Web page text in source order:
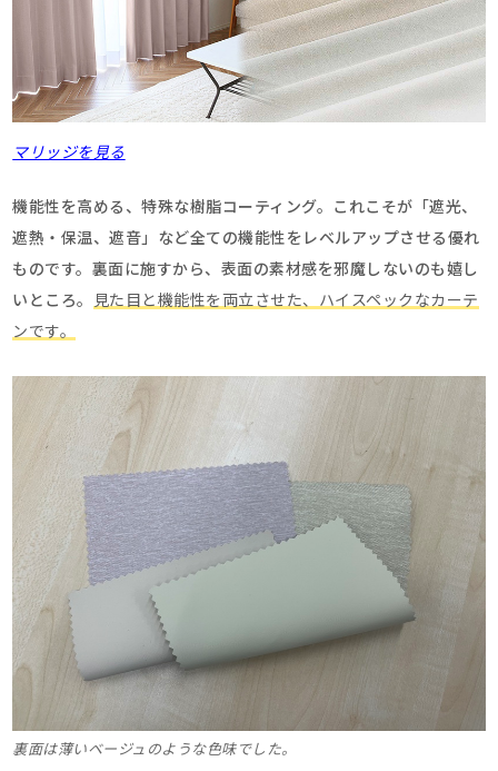
マリッジを見る
機能性を高める、特殊な樹脂コーティング。これこそが「遮光、
遮熱・保温、遮音」など全ての機能性をレベルアップさせる優れ
ものです。裏面に施すから、表面の素材感を邪魔しないのも嬉し
いところ。
見た目と機能性を両立させた、ハイスペックなカーテ
ンです。
裏面は薄いベージュのような色味でした。